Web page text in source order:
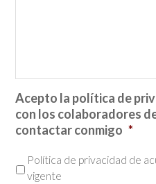
Acepto la política de
con los colaboradores
contactar conmigo *
Política de privacidad de
vigente